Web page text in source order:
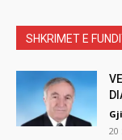
SHKRIMET E
20